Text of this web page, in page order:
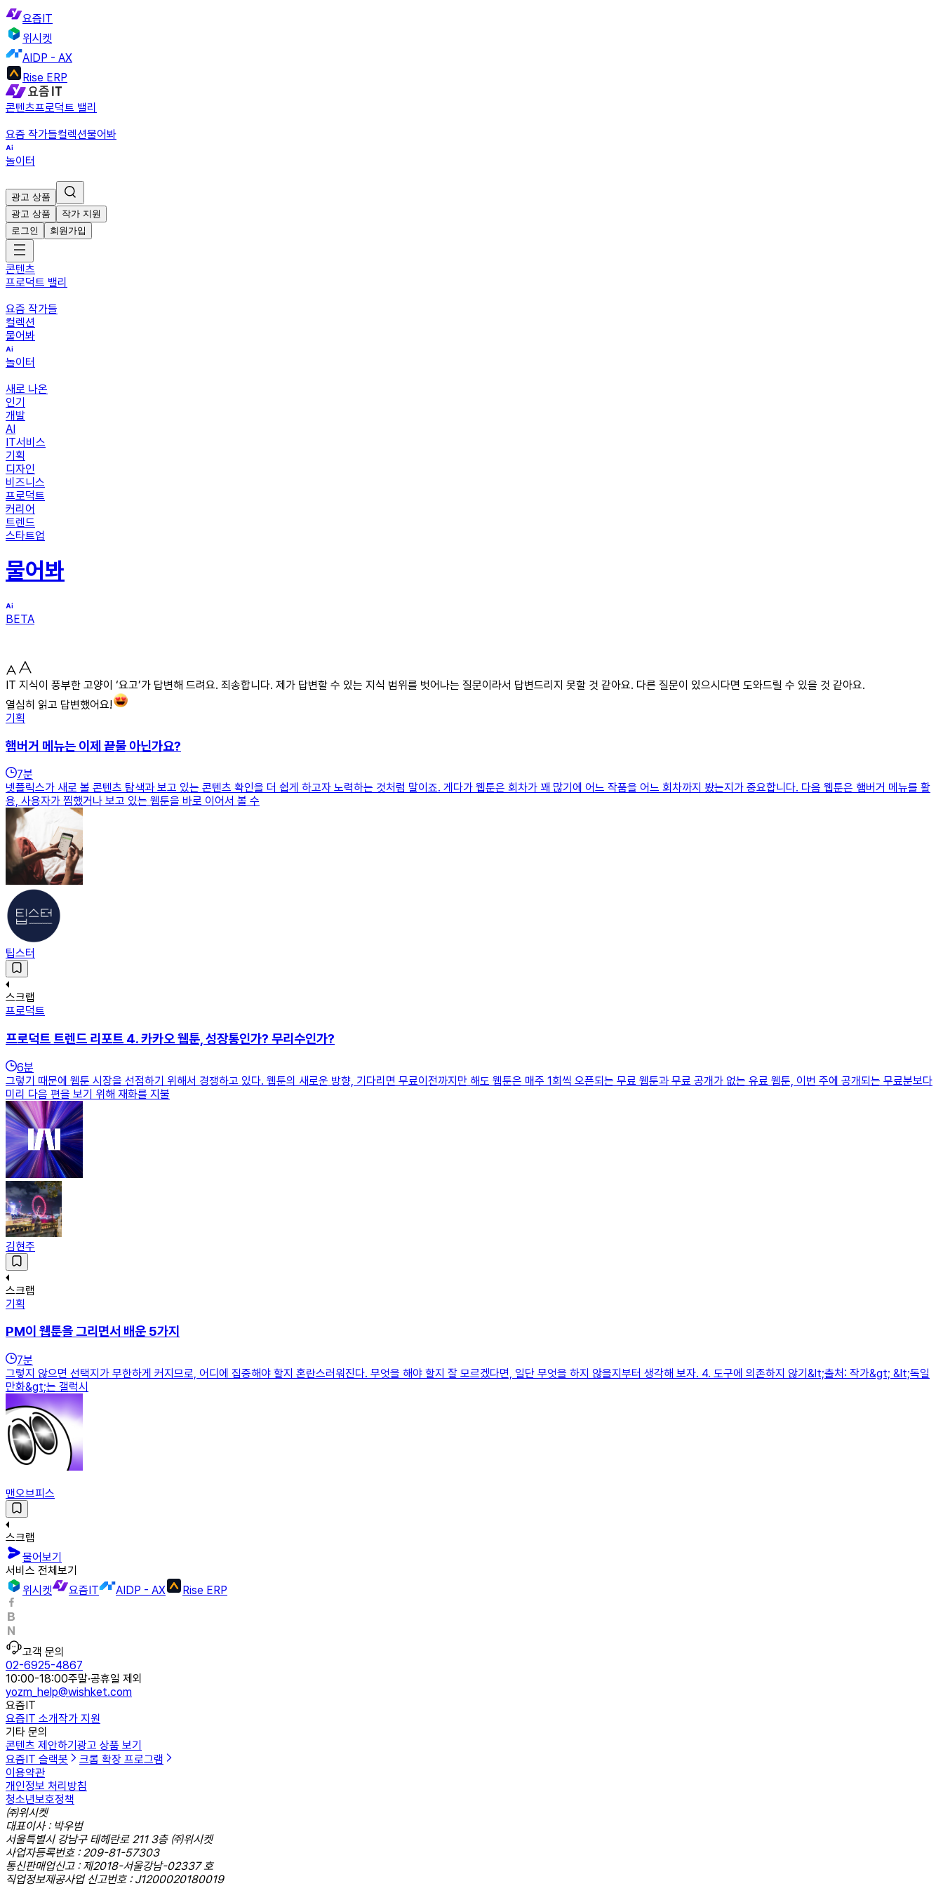
요즘IT
위시켓
AIDP - AX
Rise ERP
콘텐츠프로덕트 밸리
요즘 작가들컬렉션물어봐
놀이터
광고 상품
광고 상품
작가 지원
로그인
회원가입
콘텐츠
프로덕트 밸리
요즘 작가들
컬렉션
물어봐
놀이터
새로 나온
인기
개발
AI
IT서비스
기획
디자인
비즈니스
프로덕트
커리어
트렌드
스타트업
물어봐
BETA
IT 지식이 풍부한 고양이 ‘요고’가 답변해 드려요. 죄송합니다. 제가 답변할 수 있는 지식 범위를 벗어나는 질문이라서 답변드리지 못할 것 같아요. 다른 질문이 있으시다면 도와드릴 수 있을 것 같아요.
열심히 읽고 답변했어요!
기획
햄버거 메뉴는 이제 끝물 아닌가요?
7분
넷플릭스가 새로 볼 콘텐츠 탐색과 보고 있는 콘텐츠 확인을 더 쉽게 하고자 노력하는 것처럼 말이죠. 게다가 웹툰은 회차가 꽤 많기에 어느 작품을 어느 회차까지 봤는지가 중요합니다. 다음 웹툰은 햄버거 메뉴를 활
용, 사용자가 찜했거나 보고 있는 웹툰을 바로 이어서 볼 수
팁스터
스크랩
프로덕트
프로덕트 트렌드 리포트 4. 카카오 웹툰, 성장통인가? 무리수인가?
6분
그렇기 때문에 웹툰 시장을 선점하기 위해서 경쟁하고 있다. 웹툰의 새로운 방향, 기다리면 무료이전까지만 해도 웹툰은 매주 1회씩 오픈되는 무료 웹툰과 무료 공개가 없는 유료 웹툰, 이번 주에 공개되는 무료분보다
미리 다음 편을 보기 위해 재화를 지불
김현주
스크랩
기획
PM이 웹툰을 그리면서 배운 5가지
7분
그렇지 않으면 선택지가 무한하게 커지므로, 어디에 집중해야 할지 혼란스러워진다. 무엇을 해야 할지 잘 모르겠다면, 일단 무엇을 하지 않을지부터 생각해 보자. 4. 도구에 의존하지 않기&lt;출처: 작가&gt; &lt;독일
만화&gt;는 갤럭시
맨오브피스
스크랩
물어보기
서비스 전체보기
위시켓
요즘IT AIDP - AX Rise ERP
고객 문의
02-6925-4867
10:00-18:00주말·공휴일 제외
yozm_help@wishket.com
요즘IT
요즘IT 소개작가 지원
기타 문의
콘텐츠 제안하기 광고 상품 보기
요즘IT 슬랙봇
크롬 확장 프로그램
이용약관
개인정보 처리방침
청소년보호정책
㈜위시켓
대표이사 : 박우범
서울특별시 강남구 테헤란로 211 3층 ㈜위시켓
사업자등록번호 : 209-81-57303
통신판매업신고 : 제2018-서울강남-02337 호
직업정보제공사업 신고번호 : J1200020180019